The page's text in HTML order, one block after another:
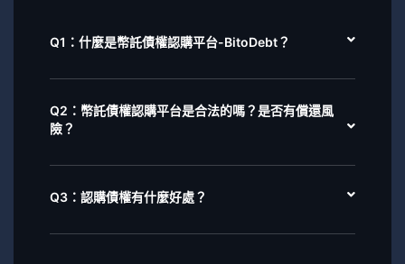
Q1：什麼是幣託債權認購平台-BitoDebt？
Q2：幣託債權認購平台是合法的嗎？是否有償還風
險？
Q3：認購債權有什麼好處？